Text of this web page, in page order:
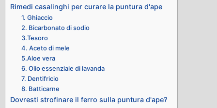
Rimedi casalinghi per curare la puntura d'ape
1. Ghiaccio
2. Bicarbonato di sodio
3.Tesoro
4. Aceto di mele
5.Aloe vera
6. Olio essenziale di lavanda
7. Dentifricio
8. Batticarne
Dovresti strofinare il ferro sulla puntura d'ape?